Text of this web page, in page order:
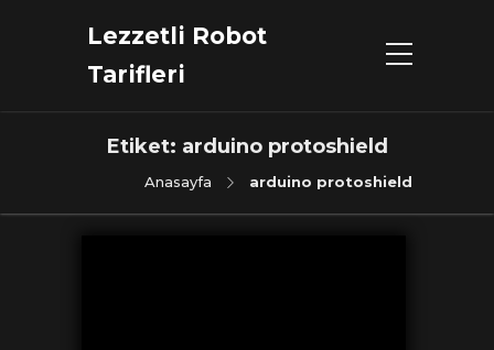
Lezzetli Robot
Tarifleri
Etiket: arduino protoshield
Anasayfa arduino protoshield